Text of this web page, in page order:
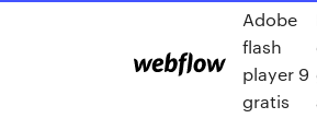
Adobe
flash
player 9
gratis